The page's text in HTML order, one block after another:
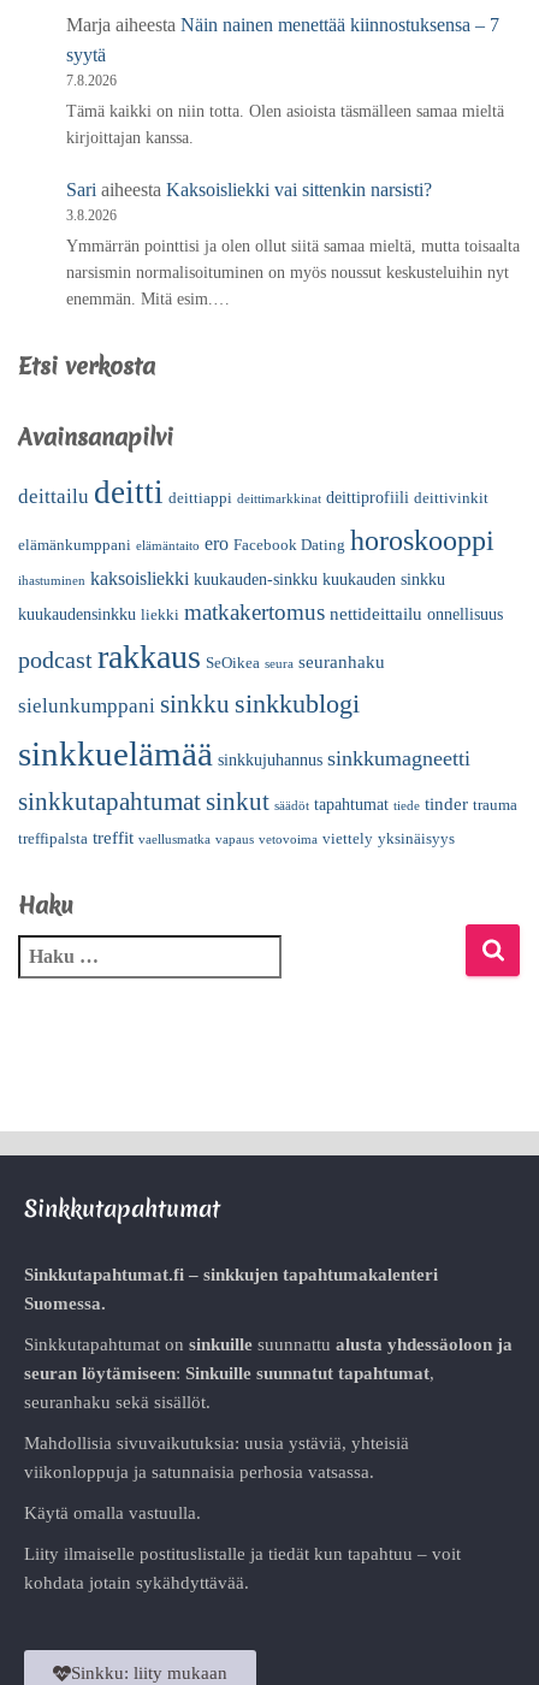
Marja aiheesta Näin nainen menettää kiinnostuksensa – 7
syytä
7.8.2026
Tämä kaikki on niin totta. Olen asioista täsmälleen samaa mieltä
kirjoittajan kanssa.
Sari aiheesta Kaksoisliekki vai sittenkin narsisti?
3.8.2026
Ymmärrän pointtisi ja olen ollut siitä samaa mieltä, mutta toisaalta
narsismin normalisoituminen on myös noussut keskusteluihin nyt
enemmän. Mitä esim.…
Etsi verkosta
Avainsanapilvi
deittailu deitti deittiappi deittimarkkinat deittiprofiili deittivinkit
elämänkumppani elämäntaito ero Facebook Dating horoskooppi
ihastuminen kaksoisliekki kuukauden-sinkku kuukauden sinkku
kuukaudensinkku liekki matkakertomus nettideittailu onnellisuus
podcastrakkaus SeOikea seura seuranhaku
sielunkumppani sinkku sinkkublogi
sinkkuelämää sinkkujuhannus sinkkumagneetti
sinkkutapahtumatsinkut säädöt tapahtumat tiede tinder trauma
treffipalsta treffit vaellusmatka vapaus vetovoima viettely yksinäisyys
Haku
Sinkkutapahtumat
Sinkkutapahtumat.fi – sinkkujen tapahtumakalenteri
Suomessa.
Sinkkutapahtumat on sinkuille suunnattu alusta yhdessäoloon ja
seuran löytämiseen: Sinkuille suunnatut tapahtumat,
seuranhaku sekä sisällöt.
Mahdollisia sivuvaikutuksia: uusia ystäviä, yhteisiä
viikonloppuja ja satunnaisia perhosia vatsassa.
Käytä omalla vastuulla.
Liity ilmaiselle postituslistalle ja tiedät kun tapahtuu – voit
kohdata jotain sykähdyttävää.
Sinkku: liity mukaan